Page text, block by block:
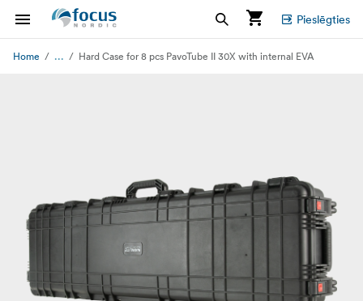
Pieslēgties
Home ... Hard Case for 8 pcs PavoTube II 30X with internal EVA